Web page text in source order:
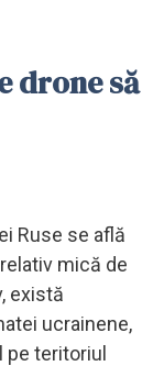
drone să
Ruse se află
mică de
există
ucrainene,
pe teritoriul